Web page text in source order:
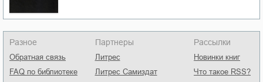
Разное
Обратная связь
FAQ по библиотеке
Партнеры
Литрес
Литрес Самиздат
Рассылки
Новинки книг
Что такое RSS?